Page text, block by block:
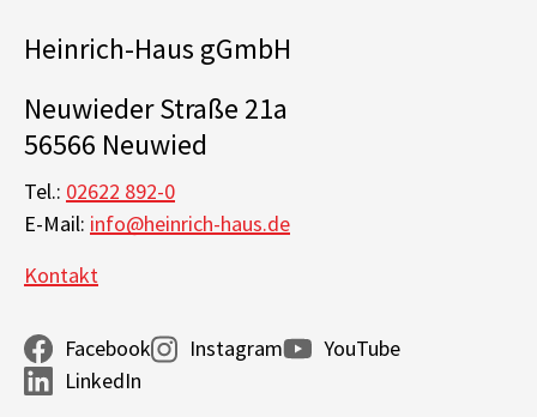
Heinrich-Haus gGmbH
Neuwieder Straße 21a
56566 Neuwied
Tel.: 02622 892-0
E-Mail: info@heinrich-haus.de
Kontakt
Facebook Instagram
YouTube
LinkedIn